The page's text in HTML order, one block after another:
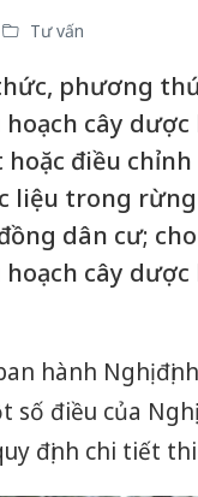
Tư vấn
phương
cây
hoặc điều
liệu trong
dân cư;
cây
hành Nghị
số điều của
định chi tiết